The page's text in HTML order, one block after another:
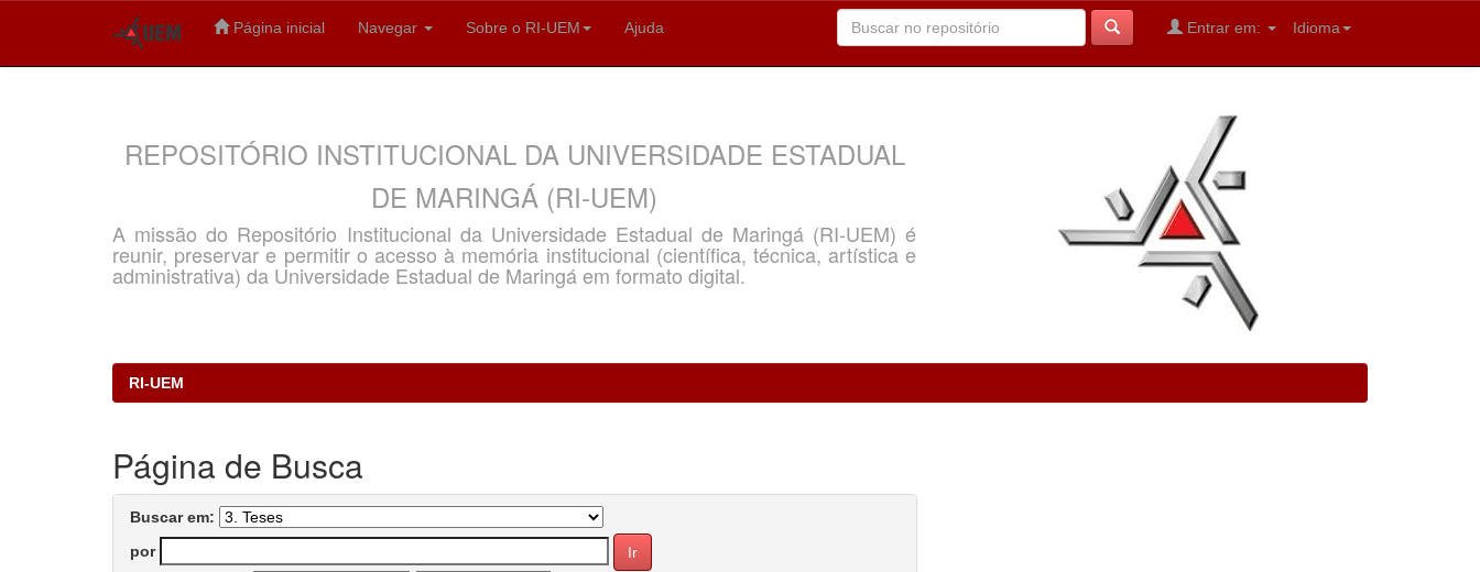
Página inicial Navegar Sobre o RI-UEM Ajuda Idioma
Entrar em:
REPOSITÓRIO INSTITUCIONAL DA UNIVERSIDADE ESTADUAL
DE MARINGÁ (RI-UEM)
A missão do Repositório Institucional da Universidade Estadual de Maringá (RI-UEM) é
reunir, preservar e permitir o acesso à memória institucional (científica, técnica, artística e
administrativa) da Universidade Estadual de Maringá em formato digital.
RI-UEM
Página de Busca
Buscar em:
por